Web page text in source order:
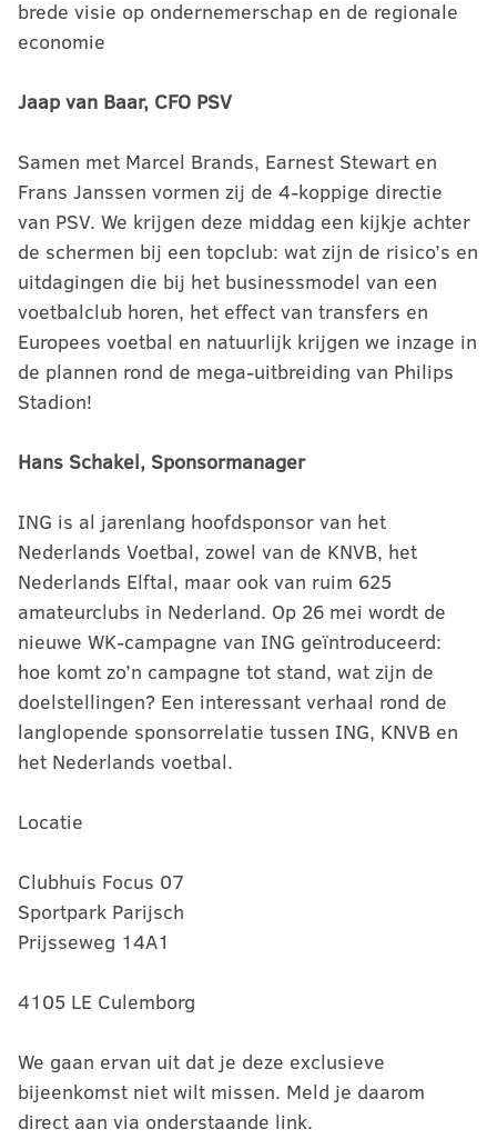
brede visie op ondernemerschap en de regionale
economie
Jaap van Baar, CFO PSV
Samen met Marcel Brands, Earnest Stewart en
Frans Janssen vormen zij de 4-koppige directie
van PSV. We krijgen deze middag een kijkje achter
de schermen bij een topclub: wat zijn de risico’s en
uitdagingen die bij het businessmodel van een
voetbalclub horen, het effect van transfers en
Europees voetbal en natuurlijk krijgen we inzage in
de plannen rond de mega-uitbreiding van Philips
Stadion!
Hans Schakel, Sponsormanager
ING is al jarenlang hoofdsponsor van het
Nederlands Voetbal, zowel van de KNVB, het
Nederlands Elftal, maar ook van ruim 625
amateurclubs in Nederland. Op 26 mei wordt de
nieuwe WK-campagne van ING geïntroduceerd:
hoe komt zo’n campagne tot stand, wat zijn de
doelstellingen? Een interessant verhaal rond de
langlopende sponsorrelatie tussen ING, KNVB en
het Nederlands voetbal.
Locatie
Clubhuis Focus 07
Sportpark Parijsch
Prijsseweg 14A1
4105 LE Culemborg
We gaan ervan uit dat je deze exclusieve
bijeenkomst niet wilt missen. Meld je daarom
direct aan via onderstaande link.